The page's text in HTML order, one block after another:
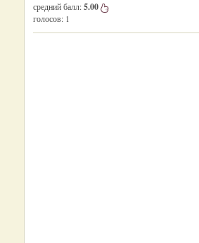
средний балл:5.00
голосов: 1